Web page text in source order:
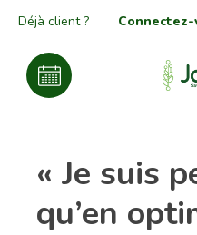
Déjà client ? Connectez-
« Je suis
qu’en